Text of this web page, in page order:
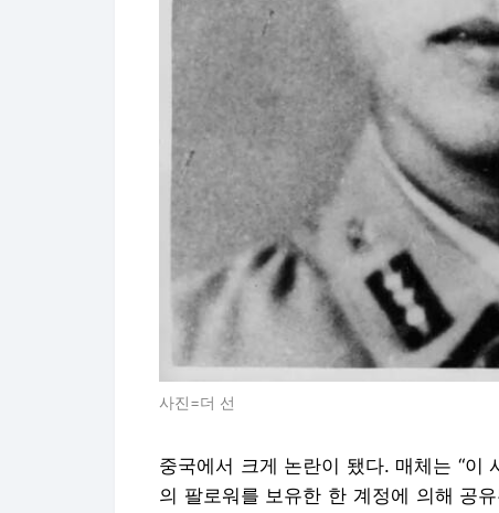
사진=더 선
중국에서 크게 논란이 됐다. 매체는 “이
의 팔로워를 보유한 한 계정에 의해 공